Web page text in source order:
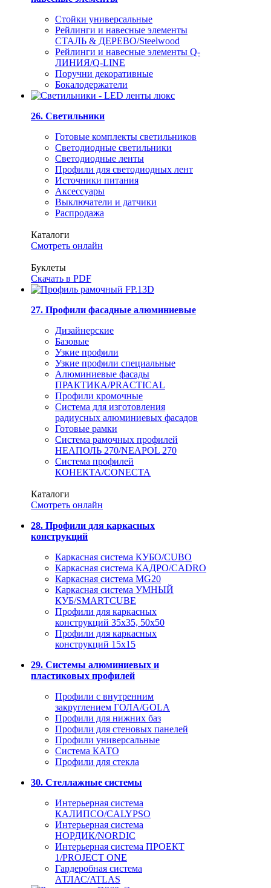
Стойки универсальные
Рейлинги и навесные элементы
СТАЛЬ & ДЕРЕВО/Steelwood
Рейлинги и навесные элементы Q-
ЛИНИЯ/Q-LINE
Поручни декоративные
Бокалодержатели
26. Светильники
Готовые комплекты светильников
Светодиодные светильники
Светодиодные ленты
Профили для светодиодных лент
Источники питания
Аксессуары
Выключатели и датчики
Распродажа
Каталоги
Смотреть онлайн
Буклеты
Скачать в PDF
27. Профили фасадные алюминиевые
Дизайнерские
Базовые
Узкие профили
Узкие профили специальные
Алюминиевые фасады
ПРАКТИКА/PRACTICAL
Профили кромочные
Система для изготовления
радиусных алюминиевых фасадов
Готовые рамки
Система рамочных профилей
НЕАПОЛЬ 270/NEAPOL 270
Система профилей
КОНЕКТА/CONECTA
Каталоги
Смотреть онлайн
28. Профили для каркасных
конструкций
Каркасная система КУБО/CUBO
Каркасная система КАДРО/CADRO
Каркасная система MG20
Каркасная система УМНЫЙ
КУБ/SMARTCUBE
Профили для каркасных
конструкций 35x35, 50x50
Профили для каркасных
конструкций 15х15
29. Системы алюминиевых и
пластиковых профилей
Профили с внутренним
закруглением ГОЛА/GOLA
Профили для нижних баз
Профили для стеновых панелей
Профили универсальные
Система КАТО
Профили для стекла
30. Стеллажные системы
Интерьерная система
КАЛИПСО/CALYPSO
Интерьерная система
НОРДИК/NORDIC
Интерьерная система ПРОЕКТ
1/PROJECT ONE
Гардеробная система
АТЛАС/ATLAS